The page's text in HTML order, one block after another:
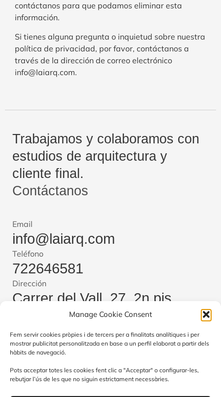
Manage Cookie Consent
Fem servir cookies pròpies i de tercers per a finalitats analítiques i per
mostrar publicitat personalitzada en base a un perfil elaborat a partir dels
hàbits de navegació.
Pots acceptar totes les cookies fent clic a "Acceptar" o configurar-les,
rebutjar l’ús de les que no siguin estrictament necessàries.
contáctanos para que podamos eliminar esta
información.
Si tienes alguna pregunta o inquietud sobre nuestra
política de privacidad, por favor, contáctanos a
través de la dirección de correo electrónico
info@laiarq.com.
Trabajamos y colaboramos con
estudios de arquitectura y
cliente final.
Contáctanos
Email
info@laiarq.com
Teléfono
722646581
Dirección
Carrer del Vall, 27, 2n pis,
08221 Terrassa, Barcelona
Cambiar idioma
Català Español